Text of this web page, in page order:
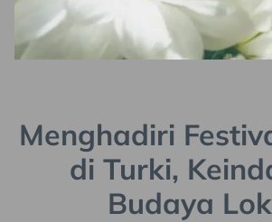
Menghadiri
di Turki,
Budaya